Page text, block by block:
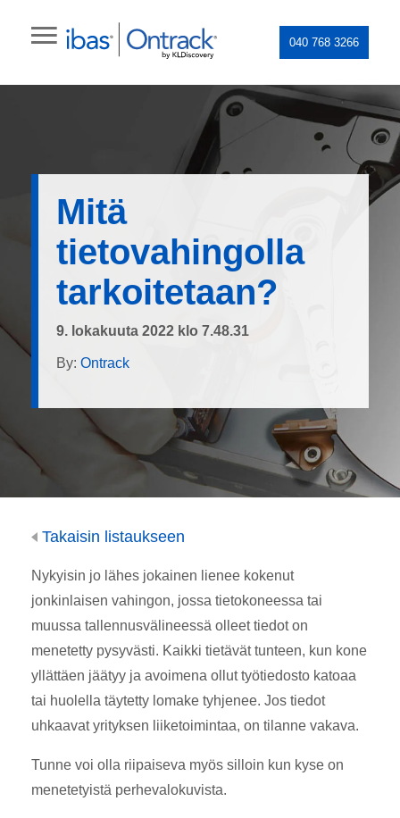
040 768 3266
Mitä
tietovahingolla
tarkoitetaan?
9. lokakuuta 2022 klo 7.48.31
By: Ontrack
Takaisin listaukseen
Nykyisin jo lähes jokainen lienee kokenut
jonkinlaisen vahingon, jossa tietokoneessa tai
muussa tallennusvälineessä olleet tiedot on
menetetty pysyvästi. Kaikki tietävät tunteen, kun kone
yllättäen jäätyy ja avoimena ollut työtiedosto katoaa
tai huolella täytetty lomake tyhjenee. Jos tiedot
uhkaavat yrityksen liiketoimintaa, on tilanne vakava.
Tunne voi olla riipaiseva myös silloin kun kyse on
menetetyistä perhevalokuvista.